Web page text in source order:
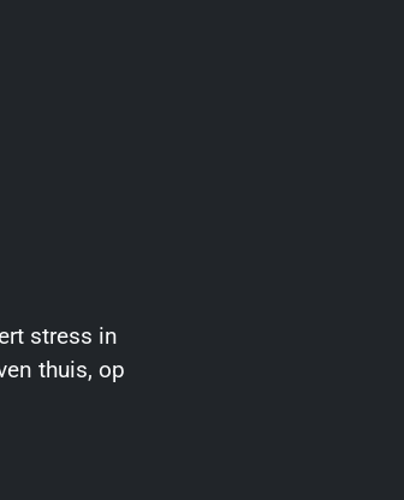
stress in
thuis, op